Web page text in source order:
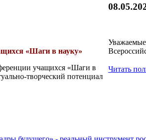
«Шаги в науку»
учащихся «Шаги в
творческий потенциал
Читать